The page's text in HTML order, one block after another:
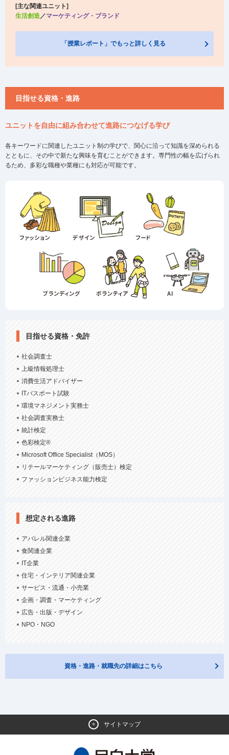
[主な関連ユニット]
生活創造／マーケティング・ブランド
「授業レポート」でもっと詳しく見る
目指せる資格・進路
ユニットを自由に組み合わせて進路につなげる学び
各キーワードに関連したユニット制の学びで、関心に沿って知識を深められる
とともに、その中で新たな興味を育むことができます。専門性の幅を広げられ
るため、多彩な職種や業種にも対応が可能です。
目指せる資格・免許
社会調査士
上級情報処理士
消費生活アドバイザー
ITパスポート試験
環境マネジメント実務士
社会調査実務士
統計検定
色彩検定®
Microsoft Office Specialist（MOS）
リテールマーケティング（販売士）検定
ファッションビジネス能力検定
想定される進路
アパレル関連企業
食関連企業
IT企業
住宅・インテリア関連企業
サービス・流通・小売業
企画・調査・マーケティング
広告・出版・デザイン
NPO・NGO
資格・進路・就職先の詳細はこちら
サイトマップ